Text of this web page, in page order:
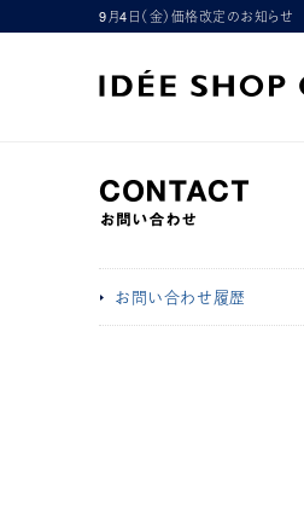
9月4日（金）価格改定のお知らせ
お問い合わせ履歴